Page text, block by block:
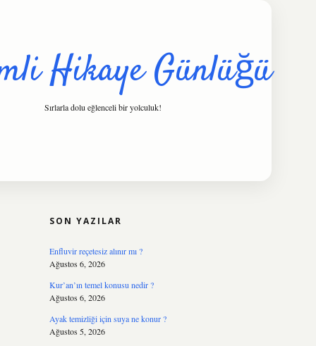
Hikaye Günlüğü
Sırlarla dolu eğlenceli bir yolculuk!
SON YAZILAR
Enfluvir reçetesiz alınır mı ?
Ağustos 6, 2026
Kur’an’ın temel konusu nedir ?
Ağustos 6, 2026
Ayak temizliği için suya ne konur ?
Ağustos 5, 2026